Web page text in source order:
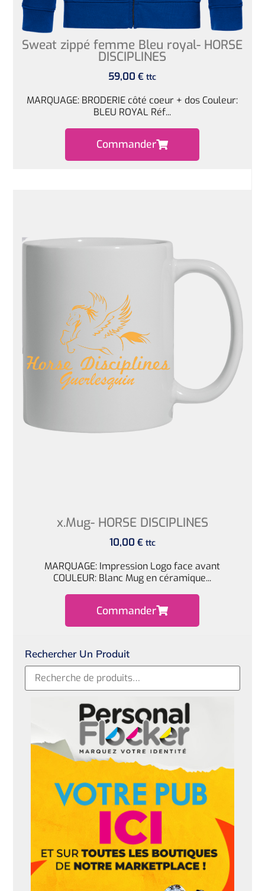
Sweat zippé femme Bleu royal- HORSE
DISCIPLINES
59,00 € ttc
MARQUAGE: BRODERIE côté coeur + dos Couleur:
BLEU ROYAL Réf...
Commander
x.Mug- HORSE DISCIPLINES
10,00 € ttc
MARQUAGE: Impression Logo face avant
COULEUR: Blanc Mug en céramique...
Commander
Rechercher Un Produit